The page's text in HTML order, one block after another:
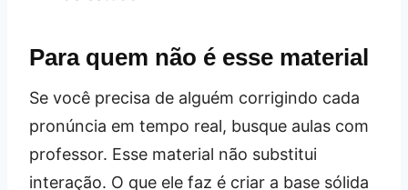
Para quem não é esse material
Se você precisa de alguém corrigindo cada
pronúncia em tempo real, busque aulas com
professor. Esse material não substitui
interação. O que ele faz é criar a base sólida